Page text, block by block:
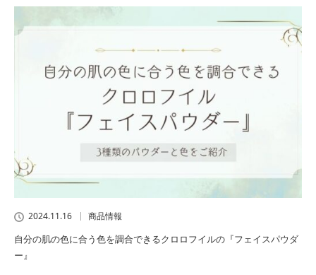
2024.11.16 商品情報
自分の肌の色に合う色を調合できるクロロフイルの『フェイスパウダ
ー』